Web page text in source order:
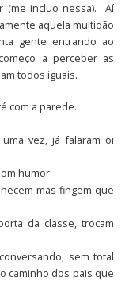
(me incluo nessa). Aí
aquela multidão
gente entrando ao
a perceber as
todos iguais.
com a parede.
vez, já falaram oi
humor.
mas fingem que
da classe, trocam
sem total
caminho dos pais que